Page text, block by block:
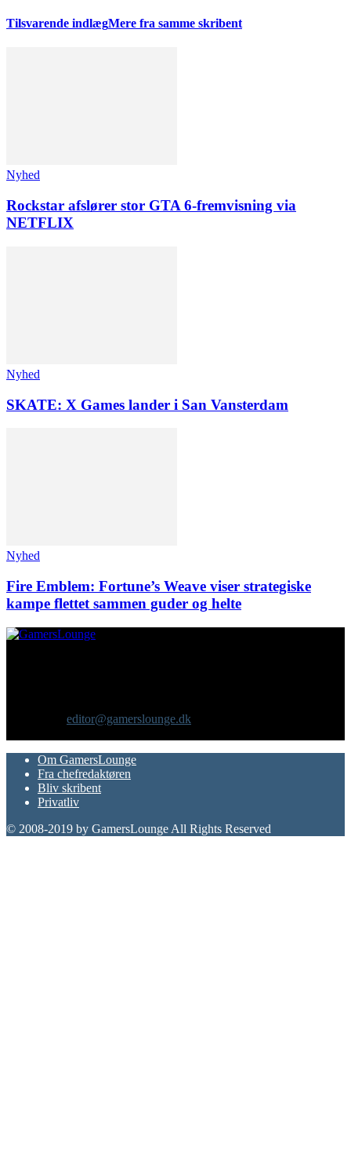
Tilsvarende indlægMere fra samme skribent
Nyhed
Rockstar afslører stor GTA 6-fremvisning via
NETFLIX
Nyhed
SKATE: X Games lander i San Vansterdam
Nyhed
Fire Emblem: Fortune’s Weave viser strategiske
kampe flettet sammen guder og helte
editor@gamerslounge.dk
Om GamersLounge
Fra chefredaktøren
Bliv skribent
Privatliv
© 2008-2019 by GamersLounge All Rights Reserved